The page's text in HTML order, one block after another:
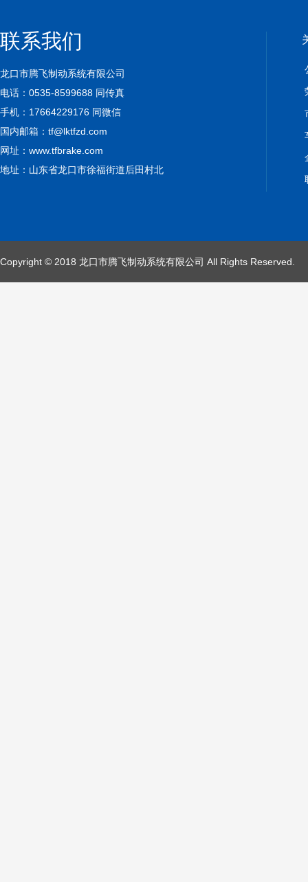
联系我们
龙口市腾飞制动系统有限公司
电话：0535-8599688 同传真
手机：17664229176 同微信
国内邮箱： tf@lktfzd.com
网址：www.tfbrake.com
地址：山东省龙口市徐福街道后田村北
Copyright © 2018 龙口市腾飞制动系统有限公司 All Rights Reserved.